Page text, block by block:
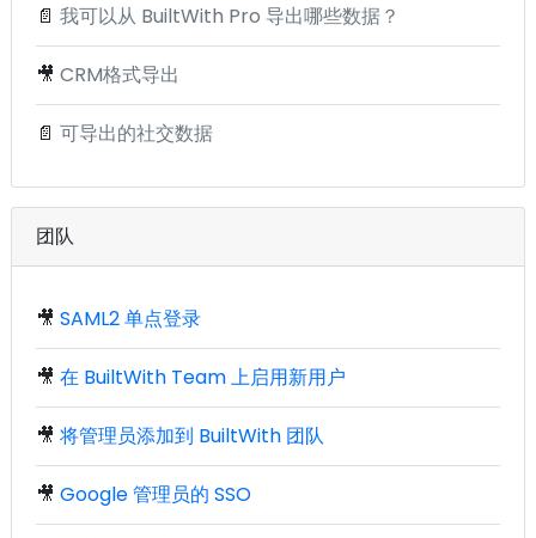
📄 我可以从 BuiltWith Pro 导出哪些数据？
🎥 CRM格式导出
📄 可导出的社交数据
团队
🎥 SAML2 单点登录
🎥 在 BuiltWith Team 上启用新用户
🎥 将管理员添加到 BuiltWith 团队
🎥 Google 管理员的 SSO